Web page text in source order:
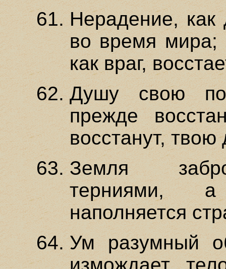
Нерадение, как
во время мира;
как враг,
Душу свою
прежде
восстанут,
Земля
терниями,
наполняется
Ум разумный
измождает